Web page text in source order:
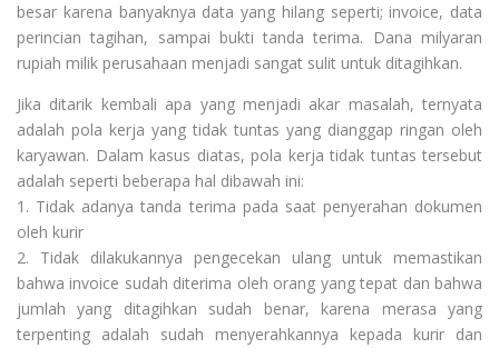
besar karena banyaknya data yang hilang seperti; invoice, data
perincian tagihan, sampai bukti tanda terima. Dana milyaran
rupiah milik perusahaan menjadi sangat sulit untuk ditagihkan.
Jika ditarik kembali apa yang menjadi akar masalah, ternyata
adalah pola kerja yang tidak tuntas yang dianggap ringan oleh
karyawan. Dalam kasus diatas, pola kerja tidak tuntas tersebut
adalah seperti beberapa hal dibawah ini:
1. Tidak adanya tanda terima pada saat penyerahan dokumen
oleh kurir
2. Tidak dilakukannya pengecekan ulang untuk memastikan
bahwa invoice sudah diterima oleh orang yang tepat dan bahwa
jumlah yang ditagihkan sudah benar, karena merasa yang
terpenting adalah sudah menyerahkannya kepada kurir dan